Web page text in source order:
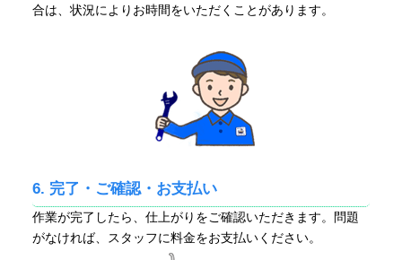
合は、状況によりお時間をいただくことがあります。
6. 完了・ご確認・お支払い
作業が完了したら、仕上がりをご確認いただきます。問題
がなければ、スタッフに料金をお支払いください。